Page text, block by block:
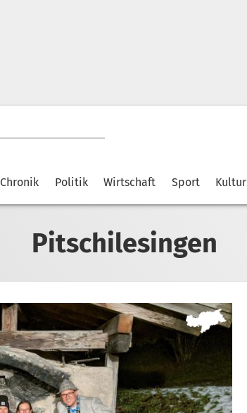
Chronik Politik Wirtschaft Sport Kultur
Pitschilesingen